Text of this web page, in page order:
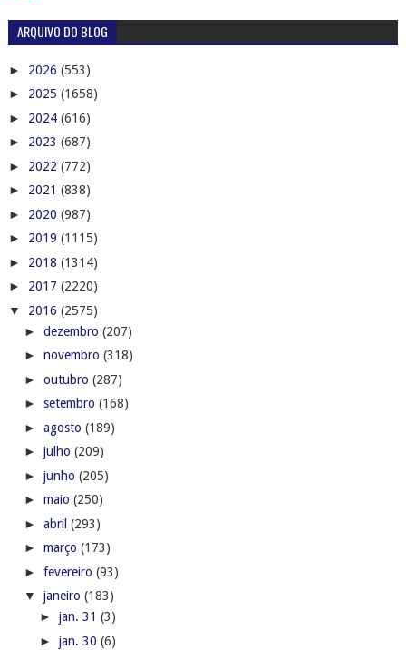
ARQUIVO DO BLOG
► 2026 (553)
► 2025 (1658)
► 2024 (616)
► 2023 (687)
► 2022 (772)
► 2021 (838)
► 2020 (987)
► 2019 (1115)
► 2018 (1314)
► 2017 (2220)
▼ 2016 (2575)
► dezembro (207)
► novembro (318)
► outubro (287)
► setembro (168)
► agosto (189)
► julho (209)
► junho (205)
► maio (250)
► abril (293)
► março (173)
► fevereiro (93)
▼ janeiro (183)
► jan. 31 (3)
► jan. 30 (6)